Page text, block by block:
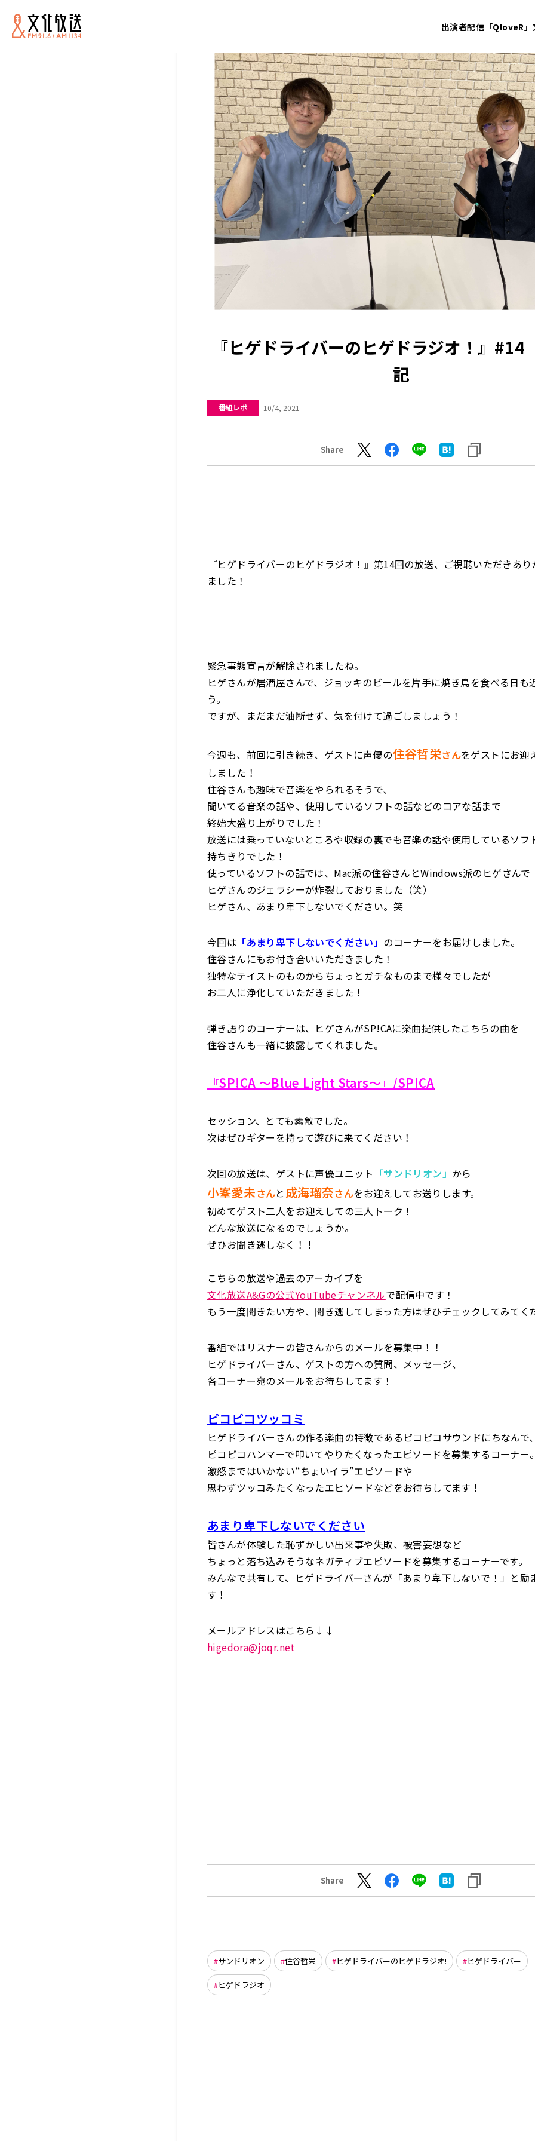
出演者配信「QloveR」
『ヒゲドライバーのヒゲドラジオ！』
記
番組レポ 10/4, 2021
Share
『ヒゲドライバーのヒゲドラジオ！』第14回の放送、ご視聴いただきあ
ました！
緊急事態宣言が解除されましたね。
ヒゲさんが居酒屋さんで、ジョッキのビールを片手に焼き鳥を食べる日も
う。
ですが、まだまだ油断せず、気を付けて過ごしましょう！
今週も、前回に引き続き、ゲストに声優の住谷哲栄さんをゲストにお迎
しました！
住谷さんも趣味で音楽をやられるそうで、
聞いてる音楽の話や、使用しているソフトの話などのコアな話まで
終始大盛り上がりでした！
放送には乗っていないところや収録の裏でも音楽の話や使用しているソフ
持ちきりでした！
使っているソフトの話では、Mac派の住谷さんとWindows派のヒゲさんで
ヒゲさんのジェラシーが炸裂しておりました（笑）
ヒゲさん、あまり卑下しないでください。笑
今回は 「あまり卑下しないでください」 のコーナーをお届けしました。
住谷さんにもお付き合いいただきました！
独特なテイストのものからちょっとガチなものまで様々でしたが
お二人に浄化していただきました！
弾き語りのコーナーは、ヒゲさんがSP!CAに楽曲提供したこちらの曲を
住谷さんも一緒に披露してくれました。
『SP!CA 〜Blue Light Stars〜』/SP!CA
セッション、とても素敵でした。
次はぜひギターを持って遊びに来てください！
次回の放送は、ゲストに声優ユニット 「サンドリオン」 から
小峯愛未さんと 成海瑠奈さんをお迎えしてお送りします。
初めてゲスト二人をお迎えしての三人トーク！
どんな放送になるのでしょうか。
ぜひお聞き逃しなく！！
こちらの放送や過去のアーカイブを
文化放送A&Gの公式YouTubeチャンネルで配信中です！
もう一度聞きたい方や、聞き逃してしまった方はぜひチェックしてみてく
番組ではリスナーの皆さんからのメールを募集中！！
ヒゲドライバーさん、ゲストの方への質問、メッセージ、
各コーナー宛のメールをお待ちしてます！
ピコピコツッコミ
ヒゲドライバーさんの作る楽曲の特徴であるピコピコサウンドにちなんで
ピコピコハンマーで叩いてやりたくなったエピソードを募集するコーナー
激怒まではいかない“ちょいイラ”エピソードや
思わずツッコみたくなったエピソードなどをお待ちしてます！
あまり卑下しないでください
皆さんが体験した恥ずかしい出来事や失敗、被害妄想など
ちょっと落ち込みそうなネガティブエピソードを募集するコーナーです。
みんなで共有して、ヒゲドライバーさんが「あまり卑下しないで！」と励
す！
メールアドレスはこちら↓↓
higedora@joqr.net
Share
サンドリオン 住谷哲栄 ヒゲドライバーのヒゲドラジオ! ヒゲドライバー
ヒゲドラジオ